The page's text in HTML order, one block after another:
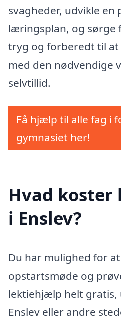
svagheder, udvikle en
læringsplan, og sørge
tryg og forberedt til at
med den nødvendige
selvtillid.
Få hjælp til alle fag i
gymnasiet her!
Hvad
i Enslev?
Du har mulighed for
opstartsmøde og
lektiehjælp helt gratis,
Enslev eller andre